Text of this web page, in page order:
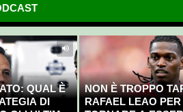
QUAL È
DI
NON È TROPPO
RAFAEL LEAO PER